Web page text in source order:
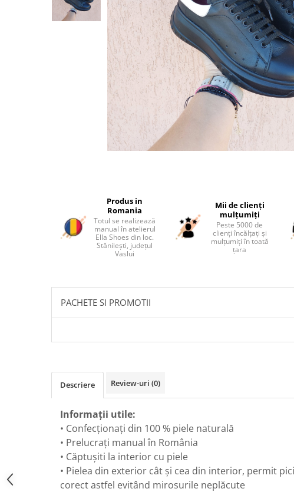
Produs in
Romania
Totul se realizează
manual în atelierul
Ella Shoes din loc.
Stănilești, județul
Vaslui
Mii de clienți
mulțumiți
Peste 5000 de
clienți încălțați și
mulțumiți în toată
țara
PACHETE SI PROMOTII
Descriere Review-uri (0)
Informații utile:
• Confecționați din 100 % piele naturală
• Prelucrați manual în România
• Căptușiti la interior cu piele
• Pielea din exterior cât și cea din interior, permit
corect astfel evitând mirosurile neplăcute